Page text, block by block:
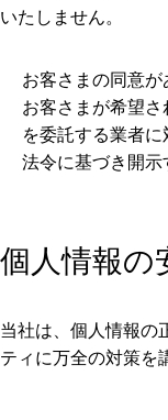
いたしません。
お客さまの同意が
お客さまが希望
を委託する業者
法令に基づき開
個人情報の
当社は、個人情報の
ティに万全の対策を